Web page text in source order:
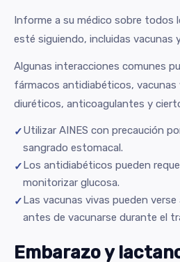
Informe a su médico sobre todos
esté siguiendo, incluidas vacunas
Algunas interacciones comunes
fármacos antidiabéticos,
diuréticos, anticoagulantes y
Utilizar AINES con precaución
sangrado estomacal.
Los antidiabéticos pueden
monitorizar glucosa.
Las vacunas vivas pueden
antes de vacunarse durante el
Embarazo y